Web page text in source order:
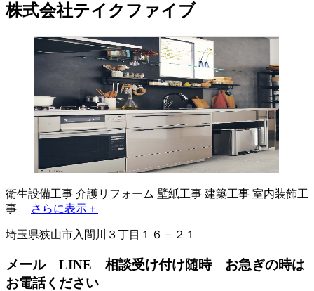
株式会社テイクファイブ
衛生設備工事 介護リフォーム 壁紙工事 建築工事 室内装飾工
事
さらに表示＋
埼玉県狭山市入間川３丁目１６－２１
メール LINE 相談受け付け随時 お急ぎの時は
お電話ください